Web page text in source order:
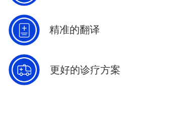
精准的翻译
更好的诊疗方案